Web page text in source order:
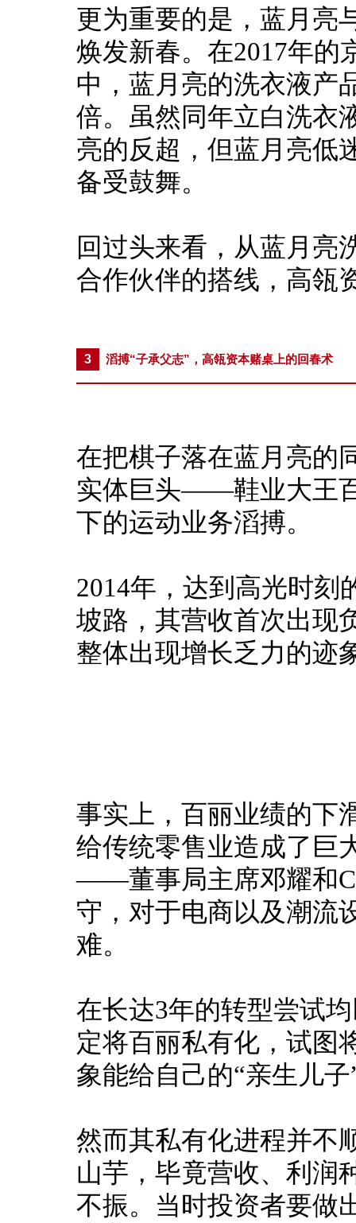
更为重要的是，蓝月亮
焕发新春。 在2017年的
中，蓝月亮的洗衣液产
倍。
虽然同年立白洗衣
亮的反超，但蓝月亮低
备受鼓舞。
回过头来看，从蓝月亮
合作伙伴的搭线，高瓴
3 滔搏“子承父志”，高瓴资本赌桌上的回春术
在把棋子落在蓝月亮的
实体巨头——鞋业大王
下的运动业务滔搏。
2014年，达到高光时刻
坡路，其营收首次出现
整体出现增长乏力的迹
事实上，百丽业绩的下
给传统零售业造成了巨
——董事局主席邓耀和
守，对于电商以及潮流
难。
在长达3年的转型尝试
定将百丽私有化，试图
象能给自己的“亲生儿
然而其私有化进程并不
山芋，毕竟营收、利润
不振。 当时投资者要做